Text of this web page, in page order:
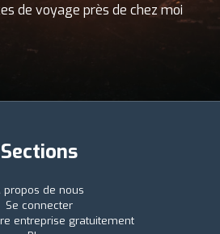
de voyage près de chez moi
Sections
propos de nous
Se connecter
entreprise gratuitement